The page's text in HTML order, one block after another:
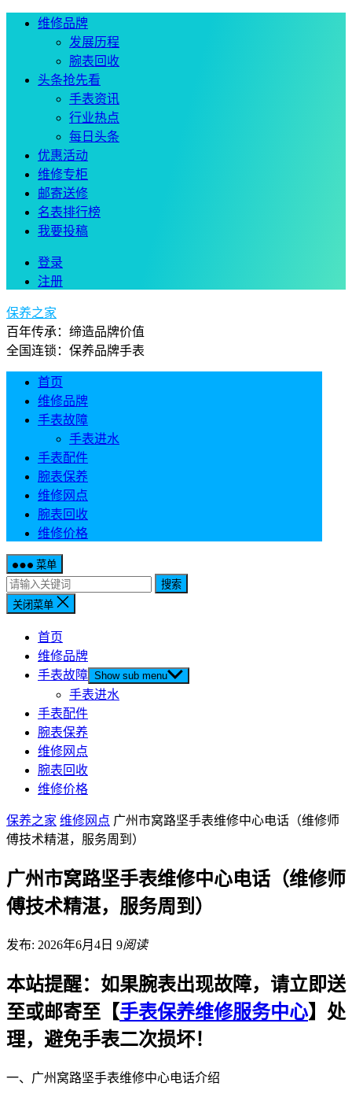
维修品牌
发展历程
腕表回收
头条抢先看
手表资讯
行业热点
每日头条
优惠活动
维修专柜
邮寄送修
名表排行榜
我要投稿
登录
注册
保养之家
百年传承：缔造品牌价值
全国连锁：保养品牌手表
首页
维修品牌
手表故障
手表进水
手表配件
腕表保养
维修网点
腕表回收
维修价格
菜单
搜索
关闭菜单
首页
维修品牌
手表故障 Show sub menu
手表进水
手表配件
腕表保养
维修网点
腕表回收
维修价格
保养之家 维修网点 广州市窝路坚手表维修中心电话（维修师
傅技术精湛，服务周到）
广州市窝路坚手表维修中心电话（维修师
傅技术精湛，服务周到）
发布: 2026年6月4日 9阅读
本站提醒：如果腕表出现故障，请立即送
至或邮寄至【手表保养维修服务中心】处
理，避免手表二次损坏！
一、广州窝路坚手表维修中心电话介绍